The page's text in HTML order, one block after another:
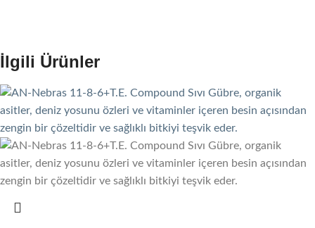
İlgili Ürünler